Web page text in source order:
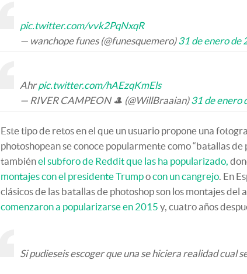
pic.twitter.com/vvk2PqNxqR
— wanchope funes (@funesquemero)31 de enero de
Ahrpic.twitter.com/hAEzqKmEls
— RIVER CAMPEON 🎩 (@WillBraaian)31 de enero
Este tipo de retos en el que un usuario propone una
photoshopean se conoce popularmente como “batallas de
tambiénel subforo de Reddit que las ha popularizado,
montajes con el presidente Trumpocon un cangrejo. En
clásicos de las batallas de photoshop son los montajes del
comenzaron a popularizarse en 2015 y, cuatro años
Si pudieseis escoger que una se hiciera realidad cual